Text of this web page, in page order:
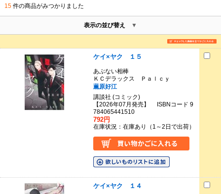
15件の商品がみつかりました
表示の並び替え
ケイ×ヤク １５
あぶない相棒
ＫＣデラックス Ｐａｌｃｙ
薫原好江
講談社 (コミック)
【2026年07月発売】 ISBNコード 9
784065441510
792円
在庫状況：在庫あり（1～2日で出荷）
ケイ×ヤク １４